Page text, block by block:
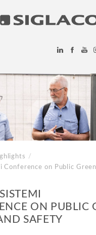
/
Conference on Public Green
ON PUBLIC
SAFETY